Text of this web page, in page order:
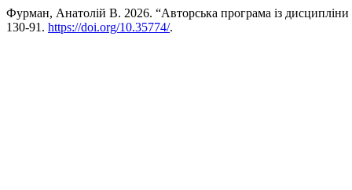
Фурман, Анатолій В. 2026. “Авторська програма із
130-91. https://doi.org/10.35774/.